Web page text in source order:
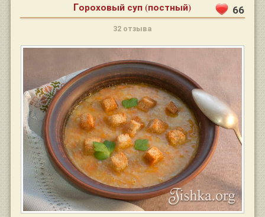
Гороховый суп (постный) 66
32 отзыва